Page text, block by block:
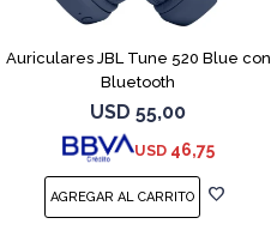
Auriculares JBL Tune 520 Blue con
Bluetooth
USD 55,00
USD 46,75